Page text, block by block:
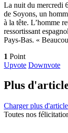
La nuit du mercredi
de Soyons, un
à la tête. L’homme
ressortissant
Pays-Bas. «
1 Point
Upvote Downvote
Plus
Charger plus
Toutes nos